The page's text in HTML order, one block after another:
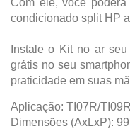
Com ele, você
condicionado split HP
Instale o Kit no ar
grátis no seu
praticidade em suas
Aplicação: TI07R/
Dimensões (AxLxP):